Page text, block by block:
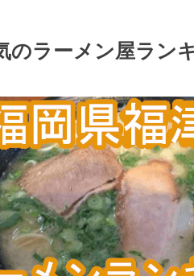
のラーメン屋ラン